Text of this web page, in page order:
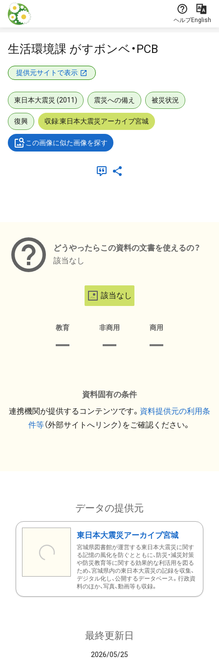
本文に飛ぶ
ヘルプEnglish
生活環境課 がすボンベ・PCB
提供元サイトで表示
東日本大震災 (2011) 震災への備え 被災状況
復興 収録:東日本大震災アーカイブ宮城
この画像に似た画像を探す
どうやったらこの資料の文書を使えるの？
該当なし
該当なし
教育 非商用 商用
資料固有の条件
連携機関が提供するコンテンツです。 資料提供元の利用条
件等（外部サイトへリンク）をご確認ください。
データの提供元
東日本大震災アーカイブ宮城
宮城県図書館が運営する東日本大震災に関す
る記憶の風化を防ぐとともに、防災・減災対策
や防災教育等に関する効果的な利活用を図る
ため、宮城県内の東日本大震災の記録を収集、
デジタル化し、公開するデータベース。行政資
料のほか、写真、動画等も収録。
最終更新日
2026/05/25